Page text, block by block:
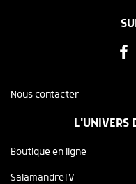
Nous contacter
L'UNIVERS
Boutique en ligne
SalamandreTV